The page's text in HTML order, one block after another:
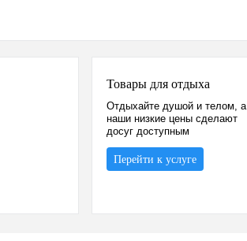
Товары для отдыха
Отдыхайте душой и телом, а
наши низкие цены сделают
досуг доступным
Перейти к услуге